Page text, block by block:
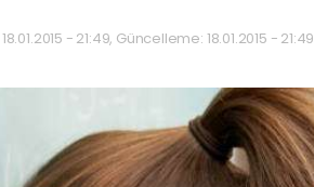
- 21:49, Güncelleme: 18.01.2015 - 21:49